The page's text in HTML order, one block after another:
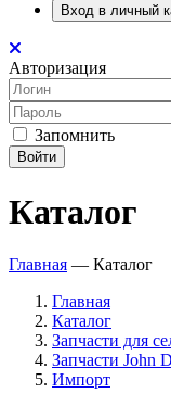
Вход в личный
Авторизация
Запомнить
Войти
Каталог
Главная — Каталог
Главная
Каталог
Запчасти для
Запчасти John
Импорт